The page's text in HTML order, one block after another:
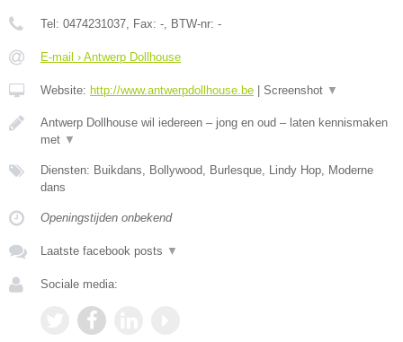
Tel: 0474231037 , Fax: - , BTW-nr: -
E-mail › Antwerp Dollhouse
Website: http://www.antwerpdollhouse.be Screenshot ▼
Antwerp Dollhouse wil iedereen – jong en oud – laten kennismaken
met ▼
Diensten: Buikdans, Bollywood, Burlesque, Lindy Hop, Moderne
dans
Openingstijden onbekend
Laatste facebook posts ▼
Sociale media: